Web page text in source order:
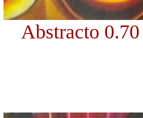
Abstracto